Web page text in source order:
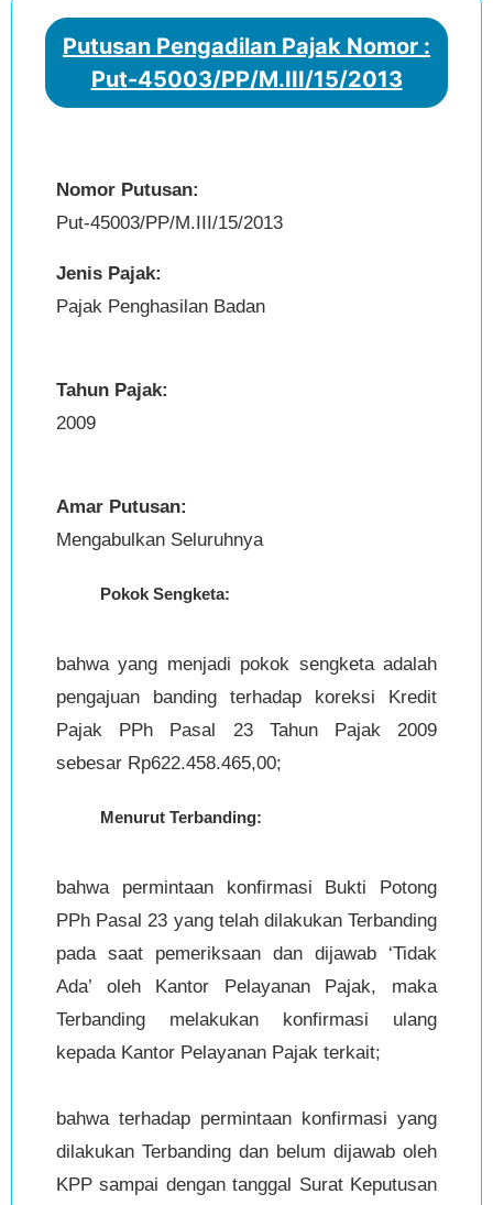
Putusan Pengadilan Pajak Nomor :
Put-45003/PP/M.III/15/2013
Nomor Putusan:
Put-45003/PP/M.III/15/2013
Jenis Pajak:
Pajak Penghasilan Badan
Tahun Pajak:
2009
Amar Putusan:
Mengabulkan Seluruhnya
Pokok Sengketa:
bahwa yang menjadi pokok sengketa adalah
pengajuan banding terhadap koreksi Kredit
Pajak PPh Pasal 23 Tahun Pajak 2009
sebesar Rp622.458.465,00;
Menurut Terbanding:
bahwa permintaan konfirmasi Bukti Potong
PPh Pasal 23 yang telah dilakukan Terbanding
pada saat pemeriksaan dan dijawab ‘Tidak
Ada’ oleh Kantor Pelayanan Pajak, maka
Terbanding melakukan konfirmasi ulang
kepada Kantor Pelayanan Pajak terkait;
bahwa terhadap permintaan konfirmasi yang
dilakukan Terbanding dan belum dijawab oleh
KPP sampai dengan tanggal Surat Keputusan